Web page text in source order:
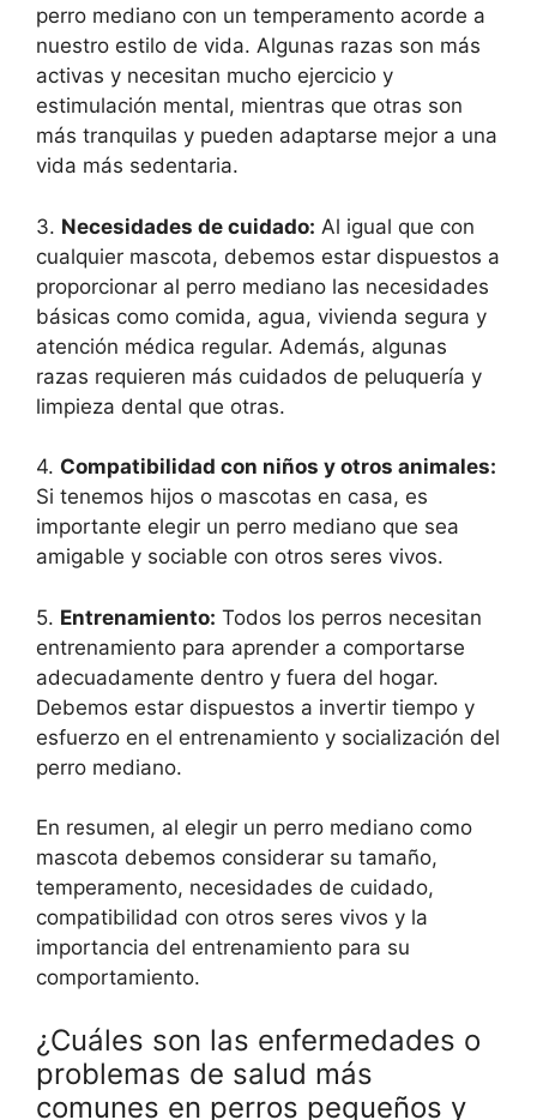
perro mediano con un temperamento acorde a
nuestro estilo de vida. Algunas razas son más
activas y necesitan mucho ejercicio y
estimulación mental, mientras que otras son
más tranquilas y pueden adaptarse mejor a una
vida más sedentaria.
3. Necesidades de cuidado: Al igual que con
cualquier mascota, debemos estar dispuestos a
proporcionar al perro mediano las necesidades
básicas como comida, agua, vivienda segura y
atención médica regular. Además, algunas
razas requieren más cuidados de peluquería y
limpieza dental que otras.
4. Compatibilidad con niños y otros animales:
Si tenemos hijos o mascotas en casa, es
importante elegir un perro mediano que sea
amigable y sociable con otros seres vivos.
5. Entrenamiento: Todos los perros necesitan
entrenamiento para aprender a comportarse
adecuadamente dentro y fuera del hogar.
Debemos estar dispuestos a invertir tiempo y
esfuerzo en el entrenamiento y socialización del
perro mediano.
En resumen, al elegir un perro mediano como
mascota debemos considerar su tamaño,
temperamento, necesidades de cuidado,
compatibilidad con otros seres vivos y la
importancia del entrenamiento para su
comportamiento.
¿Cuáles son las enfermedades o
problemas de salud más
comunes en perros pequeños y